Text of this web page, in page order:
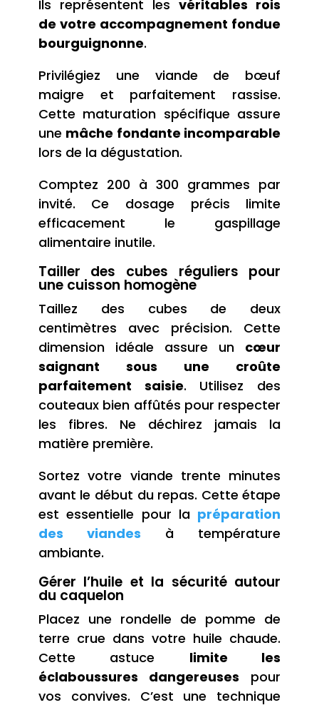
Ils représentent lesvéritables rois
de votre accompagnement fondue
bourguignonne.
Privilégiez une viande de bœuf
maigre et parfaitement rassise.
Cette maturation spécifique assure
une mâche fondante incomparable
lors de la dégustation.
Comptez 200 à 300 grammes par
invité. Ce dosage précis limite
efficacement le gaspillage
alimentaire inutile.
Tailler des cubes réguliers pour
une cuisson homogène
Taillez des cubes de deux
centimètres avec précision. Cette
dimension idéale assure un cœur
saignant sous une croûte
parfaitement saisie. Utilisez des
couteaux bien affûtés pour respecter
les fibres. Ne déchirez jamais la
matière première.
Sortez votre viande trente minutes
avant le début du repas. Cette étape
est essentielle pour la préparation
des viandes à température
ambiante.
Gérer l’huile et la sécurité autour
du caquelon
Placez une rondelle de pomme de
terre crue dans votre huile chaude.
Cette astuce limite les
éclaboussures dangereuses pour
vos convives. C’est une technique